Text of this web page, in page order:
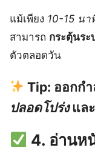
แม้เพียง 10-15 นา
สามารถ กระตุ้นระ
ตัวตลอดวัน
Tip: ออกก
ปลอดโปร่งแล
4. อ่านห